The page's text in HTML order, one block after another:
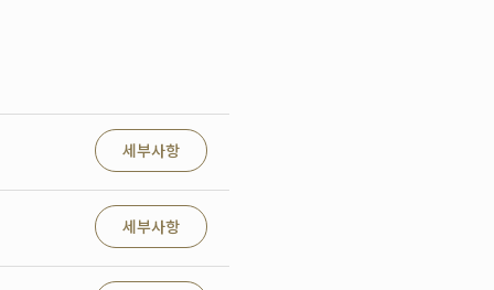
세부사항
세부사항